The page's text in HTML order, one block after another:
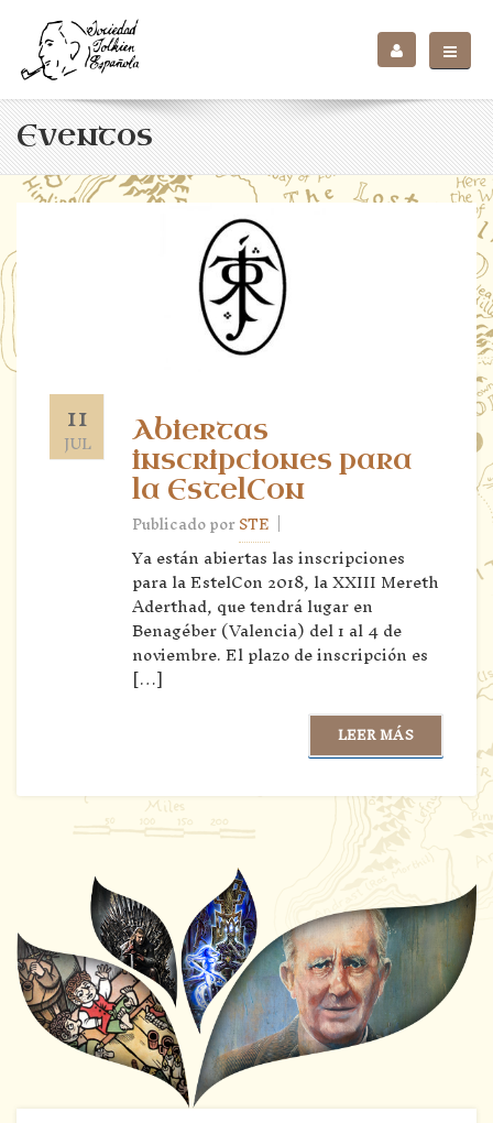
Eventos
11
JUL
Abiertas
inscripciones para
la EstelCon
Publicado porSTE |
Ya están abiertas las inscripciones
para la EstelCon 2018, la XXIII Mereth
Aderthad, que tendrá lugar en
Benagéber (Valencia) del 1 al 4 de
noviembre. El plazo de inscripción es
[…]
LEER MÁS